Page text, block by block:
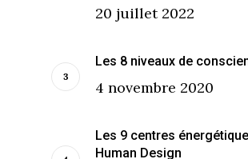
20 juillet 2022
Les 8 niveaux de
4 novembre 2020
Les 9 centres
Human Design